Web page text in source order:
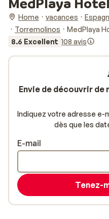
Home vacances
Torremolinos
MedPlaya
8.6 Excellent 108 avis
Envie de découvrir de
Indiquez votre adresse e-
dès que les
E-mail
Tenez-